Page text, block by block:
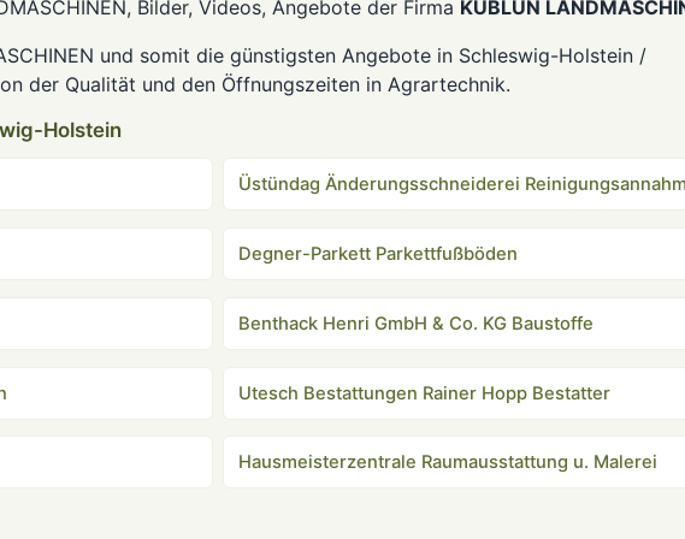
Bilder, Videos, Angebote der Firma KUBLUN
und somit die günstigsten Angebote in Schleswig-Holstein /
der Qualität und den Öffnungszeiten in Agrartechnik.
Holstein
Üstündag Änderungsschneiderei
Degner-Parkett Parkettfußböden
Benthack Henri GmbH & Co. KG Baustoffe
Utesch Bestattungen Rainer Hopp Bestatter
Hausmeisterzentrale Raumausstattung u. Malerei